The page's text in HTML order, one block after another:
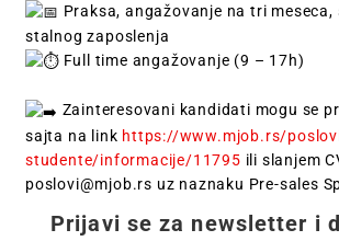
Praksa, angažovanje na tri meseca,
stalnog zaposlenja
Full time angažovanje (9 – 17h)
Zainteresovani kandidati mogu se
sajta na link https://www.mjob.rs/
studente/informacije/11795 ili slanjem
poslovi@mjob.rs uz naznaku Pre-sales
Prijavi se za newsletter i